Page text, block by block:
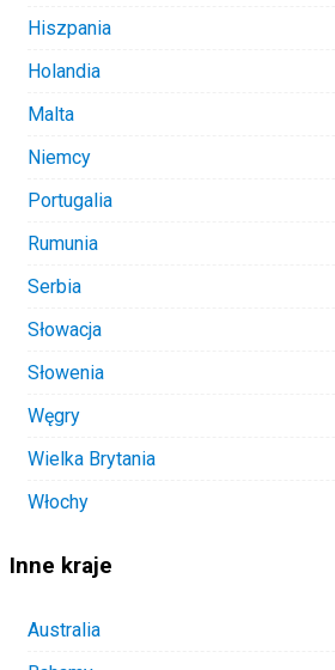
Hiszpania
Holandia
Malta
Niemcy
Portugalia
Rumunia
Serbia
Słowacja
Słowenia
Węgry
Wielka Brytania
Włochy
Inne kraje
Australia